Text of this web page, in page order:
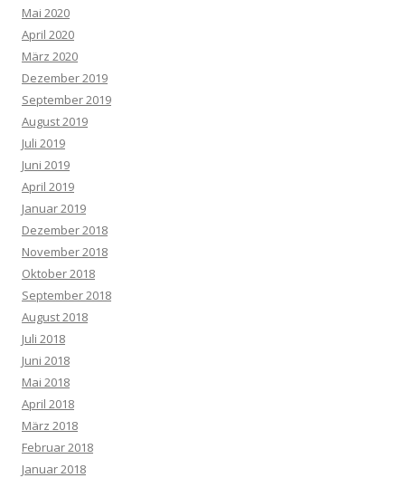
Mai 2020
April 2020
März 2020
Dezember 2019
September 2019
August 2019
Juli 2019
Juni 2019
April 2019
Januar 2019
Dezember 2018
November 2018
Oktober 2018
September 2018
August 2018
Juli 2018
Juni 2018
Mai 2018
April 2018
März 2018
Februar 2018
Januar 2018